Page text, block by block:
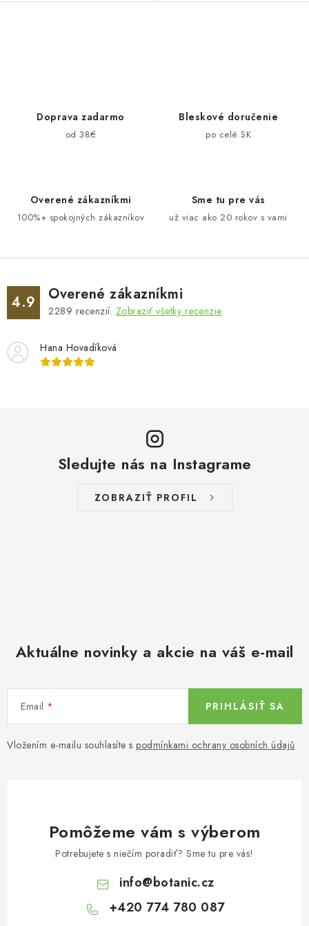
k
v
ý
i
s
Doprava zadarmo
od 38€
Bleskové doručenie
po celé SK
Overené zákazníkmi
100%+ spokojných zákazníkov
Sme tu pre vás
už viac ako 20 rokov s vami
4.9 Overené zákazníkmi
2289 recenzií. Zobraziť všetky recenzie
Hana Hovadíková
Sledujte nás na Instagrame
ZOBRAZIŤ PROFIL
Aktuálne novinky a akcie na váš e-mail
Email
Vložením e-mailu souhlasíte s podmínkami ochrany osobních údajů
PRIHLÁSIŤ SA
Pomôžeme vám s výberom
Potrebujete s niečím poradiť? Sme tu pre vás!
info@botanic.cz
+420 774 780 087